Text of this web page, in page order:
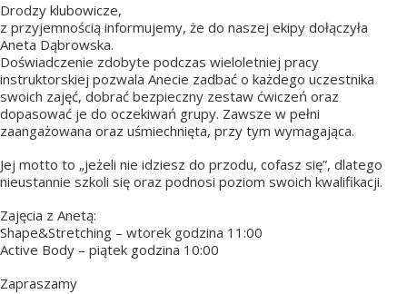
Drodzy klubowicze,
z przyjemnością informujemy, że do naszej ekipy dołączyła
Aneta Dąbrowska.
Doświadczenie zdobyte podczas wieloletniej pracy
instruktorskiej pozwala Anecie zadbać o każdego uczestnika
swoich zajęć, dobrać bezpieczny zestaw ćwiczeń oraz
dopasować je do oczekiwań grupy. Zawsze w pełni
zaangażowana oraz uśmiechnięta, przy tym wymagająca.
Jej motto to „jeżeli nie idziesz do przodu, cofasz się”, dlatego
nieustannie szkoli się oraz podnosi poziom swoich kwalifikacji.
Zajęcia z Anetą:
Shape&Stretching – wtorek godzina 11:00
Active Body – piątek godzina 10:00
Zapraszamy